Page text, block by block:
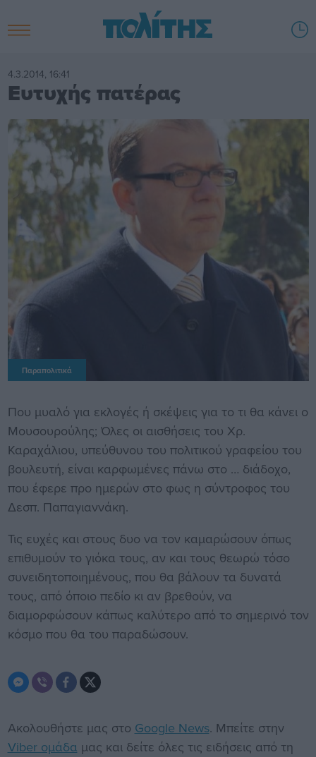
4.3.2014, 16:41
Ευτυχής πατέρας
Παραπολιτικά
Που μυαλό για εκλογές ή σκέψεις για το τι θα κάνει ο
Μουσουρούλης; Όλες οι αισθήσεις του Χρ.
Καραχάλιου, υπεύθυνου του πολιτικού γραφείου του
βουλευτή, είναι καρφωμένες πάνω στο … διάδοχο,
που έφερε προ ημερών στο φως η σύντροφος του
Δεσπ. Παπαγιαννάκη.
Τις ευχές και στους δυο να τον καμαρώσουν όπως
επιθυμούν το γιόκα τους, αν και τους θεωρώ τόσο
συνειδητοποιημένους, που θα βάλουν τα δυνατά
τους, από όποιο πεδίο κι αν βρεθούν, να
διαμορφώσουν κάπως καλύτερο από το σημερινό τον
κόσμο που θα του παραδώσουν.
Ακολουθήστε μας στο Google News. Μπείτε στην
Viber ομάδα μας και δείτε όλες τις ειδήσεις από τη